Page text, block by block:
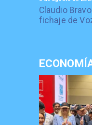
Claudio
fichaje de